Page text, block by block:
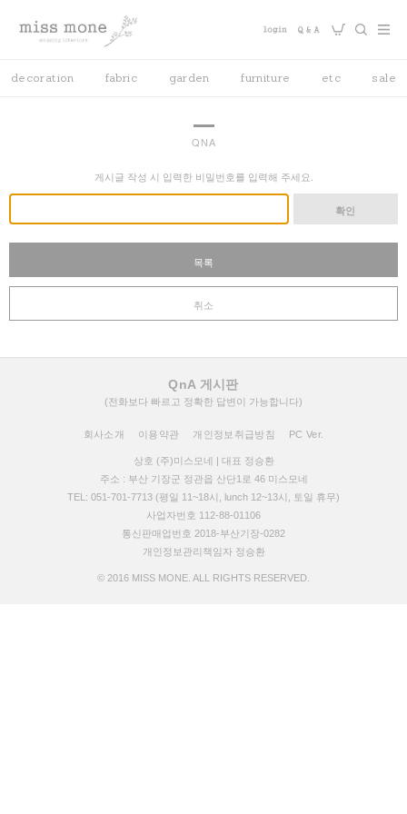
decoration fabric garden furniture etc sale
QNA
게시글 작성 시 입력한 비밀번호를 입력해 주세요.
확인
목록
취소
QnA 게시판
(전화보다 빠르고 정확한 답변이 가능합니다)
회사소개 이용약관 개인정보취급방침 PC Ver.
상호 (주)미스모네 | 대표 정승환
주소 : 부산 기장군 정관읍 산단1로 46 미스모네
TEL: 051-701-7713 (평일 11~18시, lunch 12~13시, 토일 휴무)
사업자번호 112-88-01106
통신판매업번호 2018-부산기장-0282
개인정보관리책임자 정승환
© 2016 MISS MONE. ALL RIGHTS RESERVED.